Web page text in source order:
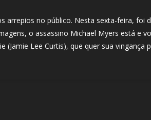
arrepios no público. Nesta sexta-feira, foi
o assassino Michael Myers está e
(Jamie Lee Curtis), que quer sua vingança